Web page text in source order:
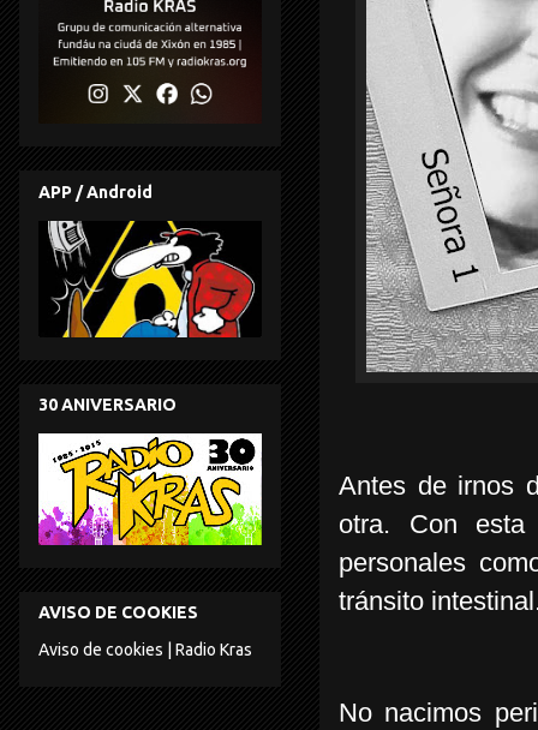
Antes de irnos
otra. Con esta
personales
tránsito
No nacimos
APP / Android
30 ANIVERSARIO
AVISO DE COOKIES
Aviso de cookies | Radio Kras